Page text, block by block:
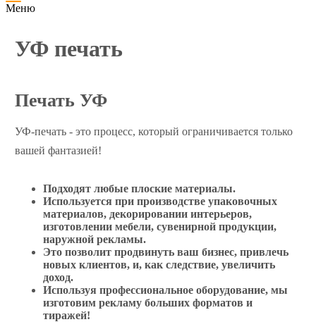
Меню
УФ печать
Печать УФ
УФ-печать - это процесс, который ограничивается только
вашей фантазией!
Подходят любые плоские материалы.
Используется при производстве упаковочных
материалов, декорировании интерьеров,
изготовлении мебели, сувенирной продукции,
наружной рекламы.
Это позволит продвинуть ваш бизнес, привлечь
новых клиентов, и, как следствие, увеличить
доход.
Используя профессиональное оборудование, мы
изготовим рекламу больших форматов и
тиражей!